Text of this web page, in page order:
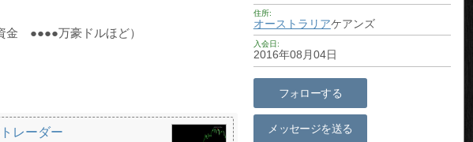
住所
オーストラリアケアンズ
入会日
2016年08月04日
フォローする
メッセージを送る
●●●●万豪ドルほど）
レーダー